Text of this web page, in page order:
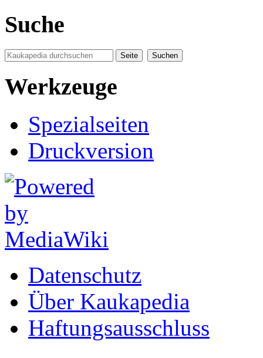
Suche
Werkzeuge
Spezialseiten
Druckversion
Datenschutz
Über Kaukapedia
Haftungsausschluss